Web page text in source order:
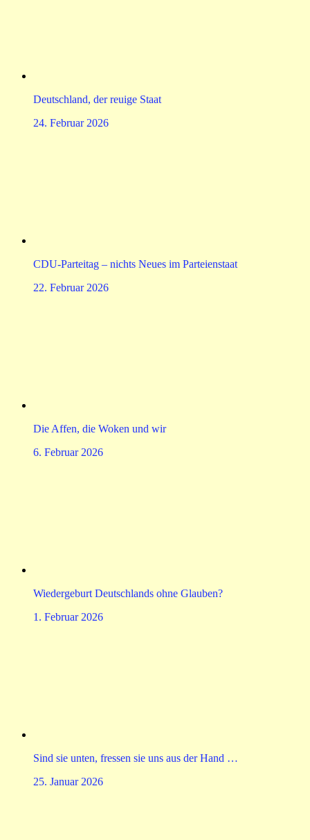
Deutschland, der reuige Staat
24. Februar 2026
CDU-Parteitag – nichts Neues im Parteienstaat
22. Februar 2026
Die Affen, die Woken und wir
6. Februar 2026
Wiedergeburt Deutschlands ohne Glauben?
1. Februar 2026
Sind sie unten, fressen sie uns aus der Hand …
25. Januar 2026